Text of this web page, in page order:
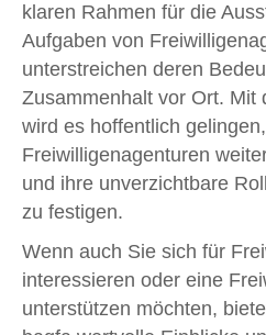
klaren Rahmen für die
Aufgaben von
unterstreichen deren
Zusammenhalt vor Ort. Mit
wird es hoffentlich
Freiwilligenagenturen
und ihre unverzichtbare
zu festigen.
Wenn auch Sie sich für
interessieren oder eine
unterstützen möchten,